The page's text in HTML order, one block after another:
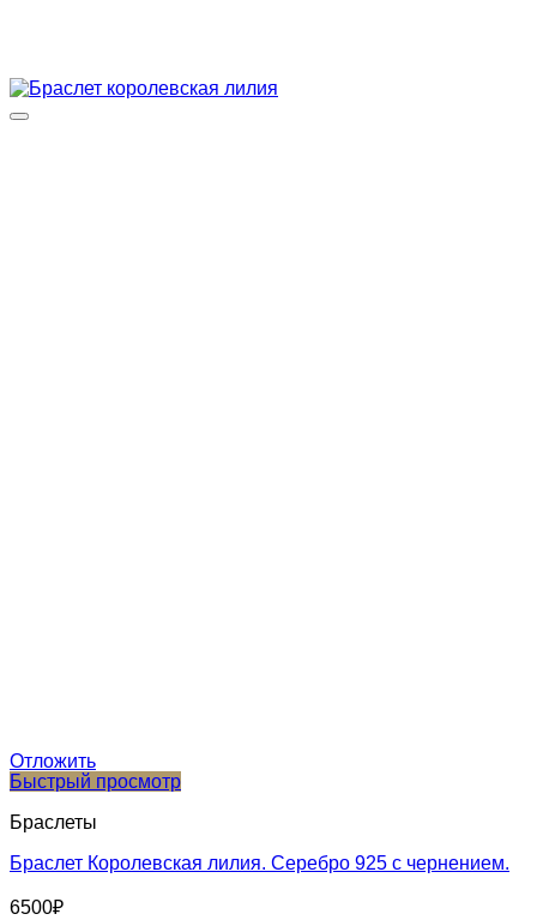
Отложить
Быстрый просмотр
Браслеты
Браслет Королевская лилия. Серебро 925 с чернением.
6500₽